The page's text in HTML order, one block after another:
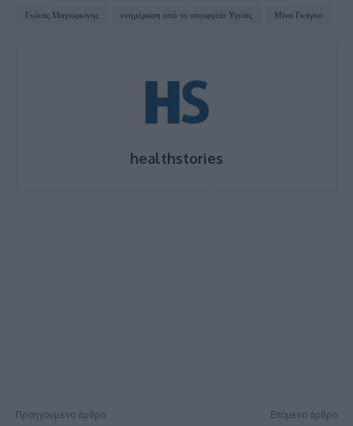
Γκίκας Μαγιορκίνης
ενημέρωση από το υπουργείο Υγείας Μίνα Γκάγκα
healthstories
Προηγούμενο άρθρο Επόμενο άρθρο